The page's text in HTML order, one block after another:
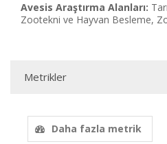
Avesis Araştırma Alanları:
Zootekni ve Hayvan Besleme,
Metrikler
Daha fazla metrik